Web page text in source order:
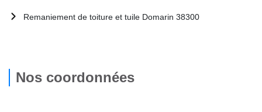
Remaniement de toiture et tuile Domarin 38300
Nos coordonnées